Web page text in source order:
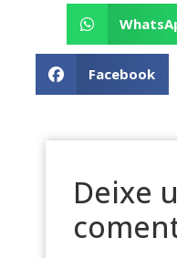
Facebook
Deixe